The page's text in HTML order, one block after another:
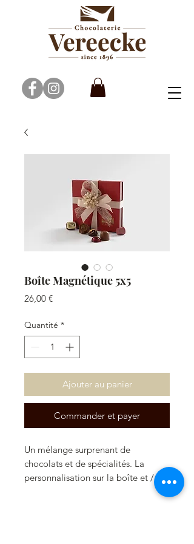
Boîte Magnétique 5x5
26,00 €Prix
Quantité *
Ajouter au panier
Commander et payer
Un mélange surprenant de
chocolats et de spécialités. La
personnalisation sur la boîte et / ou
les chocolats est possible. Veuillez